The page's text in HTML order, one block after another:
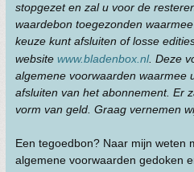
stopgezet en zal u voor de
waardebon toegezonden
keuze kunt afsluiten of losse
website www.bladenbox.nl. Deze
algemene voorwaarden waarmee
afsluiten van het abonnement. Er
vorm van geld. Graag vernemen
Een tegoedbon? Naar mijn weten
algemene voorwaarden gedoken